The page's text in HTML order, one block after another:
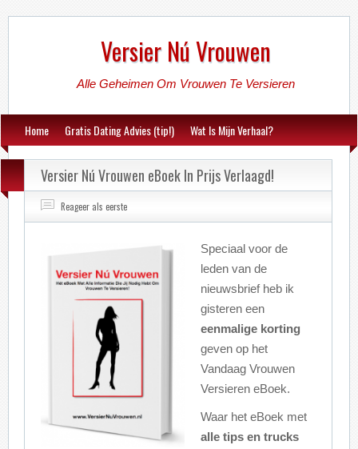
Versier Nú Vrouwen
Alle Geheimen Om Vrouwen Te Versieren
Home Gratis Dating Advies (tip!) Wat Is Mijn Verhaal?
Versier Nú Vrouwen eBoek In Prijs Verlaagd!
Reageer als eerste
Speciaal voor de
leden van de
nieuwsbrief heb ik
gisteren een
eenmalige korting
geven op het
Vandaag Vrouwen
Versieren eBoek.
Waar het eBoek met
alle tips en trucks